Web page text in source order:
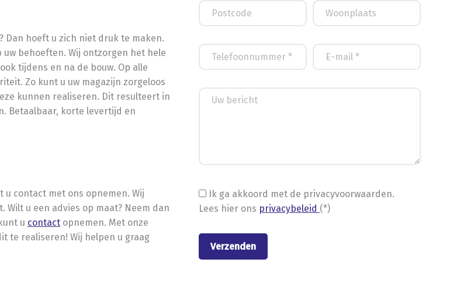
Dan hoeft u zich niet druk te maken.
behoeften. Wij ontzorgen het hele
tijdens en na de bouw. Op alle
Zo kunt u uw magazijn zorgeloos
kunnen realiseren. Dit resulteert in
Betaalbaar, korte levertijd en
contact met ons opnemen. Wij
u een advies op maat? Neem dan
u contact opnemen. Met onze
te realiseren! Wij helpen u graag
Ik ga akkoord met de privacyvoorwaarden.
Lees hier ons privacybeleid (*)